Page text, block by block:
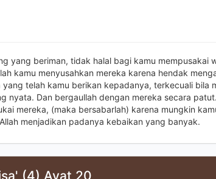
yang beriman, tidak halal bagi kamu mempusakai
kamu menyusahkan mereka karena hendak
yang telah kamu berikan kepadanya, terkecuali bila
nyata. Dan bergaullah dengan mereka secara
mereka, (maka bersabarlah) karena mungkin
menjadikan padanya kebaikan yang banyak.
(4) Ayat 20